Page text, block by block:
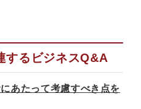
するビジネスQ&A
あたって考慮すべき点を